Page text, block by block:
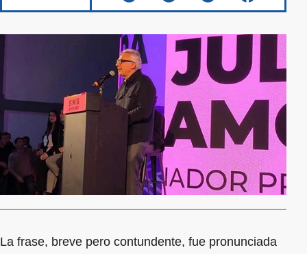
La frase, breve pero contundente, fue pronunciada